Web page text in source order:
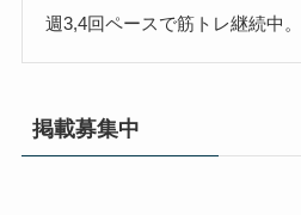
週3,4回ペースで筋トレ継続中。
掲載募集中